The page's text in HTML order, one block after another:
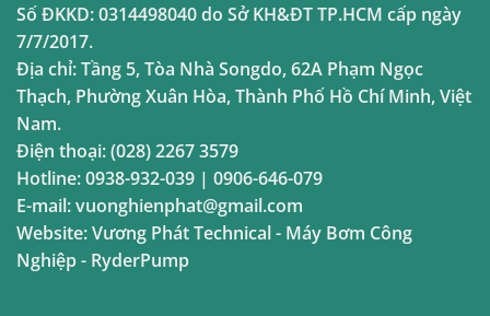
Số ĐKKD:0314498040do Sở KH&ĐT TP.HCM cấp ngày
7/7/2017.
Địa chỉ:Tầng 5, Tòa Nhà Songdo, 62A Phạm Ngọc
Thạch, Phường Xuân Hòa, Thành Phố Hồ Chí Minh, Việt
Nam.
Điện thoại:(028) 2267 3579
Hotline:0938-932-039 | 0906-646-079
E-mail:vuonghienphat@gmail.com
Website:Vương Phát Technical- Máy Bơm Công
Nghiệp- RyderPump